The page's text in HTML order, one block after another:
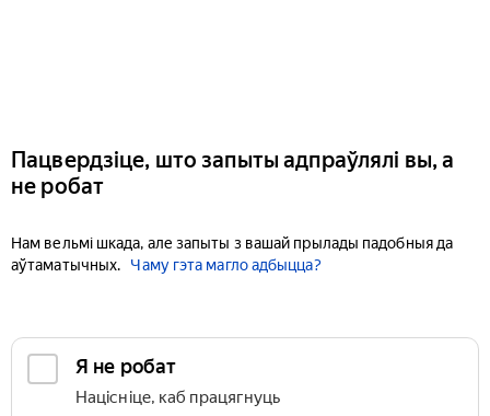
Пацвердзіце, што запыты адпраўлялі вы, а
не робат
Нам вельмі шкада, але запыты з вашай прылады падобныя да
аўтаматычных.
Чаму гэта магло адбыцца?
Я не робат
Націсніце, каб працягнуць